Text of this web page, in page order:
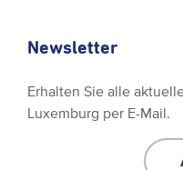
Newsletter
Erhalten Sie alle
Luxemburg per E-Mail.